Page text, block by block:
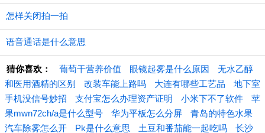
怎样关闭拍一拍
语音通话是什么意思
猜你喜欢： 葡萄干营养价值 眼镜起雾是什么原因
无水乙醇
和医用酒精的区别
改装车能上路吗 大连有哪些工艺品
地下室
手机没信号妙招
支付宝怎么办理资产证明 小米下不了软件
苹
果mwn72ch/a是什么型号
华为平板怎么分屏
青岛的特色水果
汽车除雾怎么开
Pk是什么意思 土豆和番茄能一起吃吗 长沙